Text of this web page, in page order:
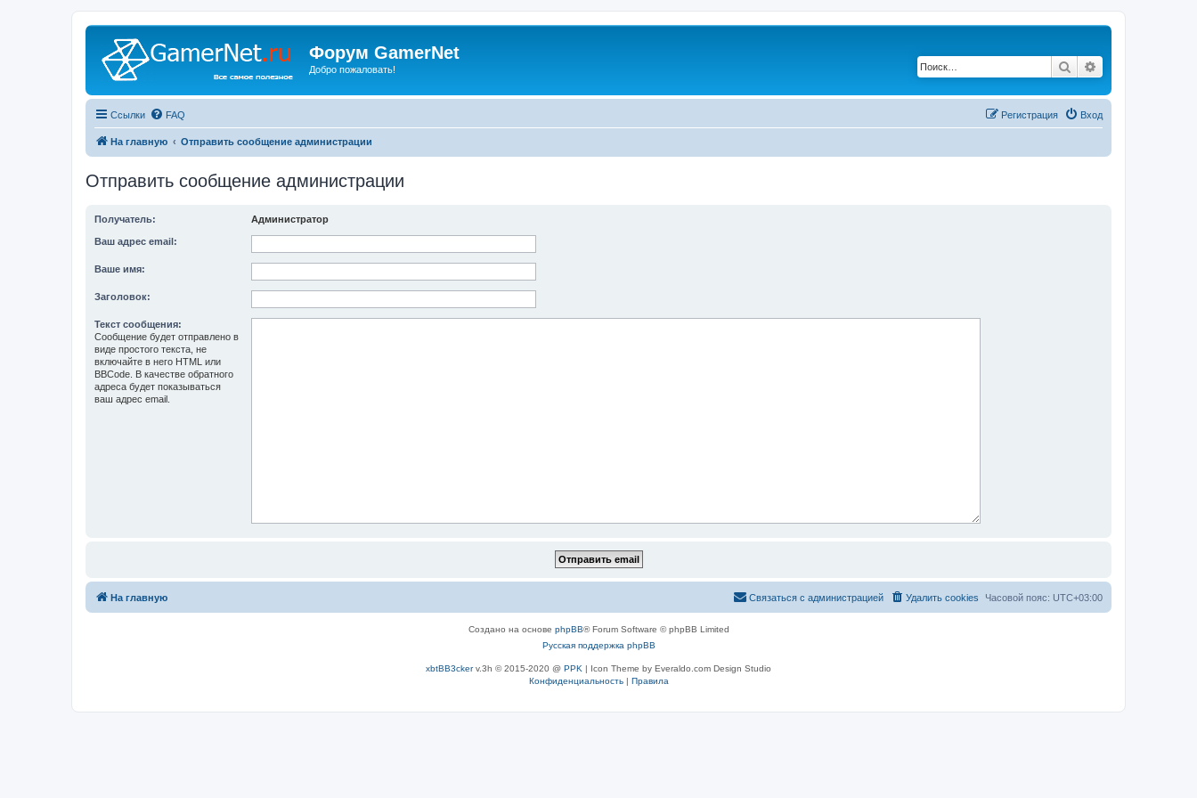
Форум GamerNet
Добро пожаловать! Поиск
Ссылки FAQ Вход
Регистрация
На главную Отправить сообщение администрации
Отправить сообщение администрации
Получатель: Администратор
Ваш адрес email:
Ваше имя:
Заголовок:
Текст сообщения:
Сообщение будет отправлено в
виде простого текста, не
включайте в него HTML или
BBCode. В качестве обратного
адреса будет показываться
ваш адрес email.
На главную Часовой пояс: UTC+03:00
Удалить cookies
Связаться с администрацией
Создано на основе phpBB® Forum Software © phpBB Limited
Русская поддержка phpBB
xbtBB3ckerv.3h © 2015-2020 @ PPK | Icon Theme by Everaldo.com Design Studio
Конфиденциальность| Правила